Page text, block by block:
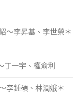
～李昇基、李世榮＊
丁一宇、權俞利
李鍾碩、林潤娥＊